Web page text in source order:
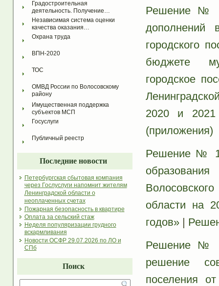
Градостроительная
деятельность. Получение…
Независимая система оценки
качества оказания…
Охрана труда
ВПН-2020
ТОС
ОМВД России по Волосовскому
району
Имущественная поддержка
субъектов МСП
Госуслуги
Публичный реестр
Последние новости
Петербургская сбытовая компания
через Гослуслуги напомнит жителям
Ленинградской области о
неоплаченных счетах
Пожарная безопасность в квартире
Оплата за сельский стаж
Неделя популяризации грудного
вскармливания
Новости ОСФР 29.07.2026 по ЛО и
СПб
Поиск
Решение №
дополнений
городского
бюджете
городское
2020 и 2021
(приложения)
Решение №
области на
годов»|
Решение №
решение
поселения